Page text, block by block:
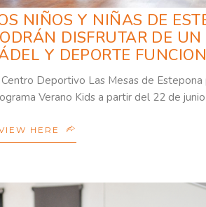
NIÑOS Y NIÑAS DE
DISFRUTAR DE
Y DEPORTE
Deportivo Las Mesas de Estepona
Verano Kids a partir del 22 de junio,
HERE